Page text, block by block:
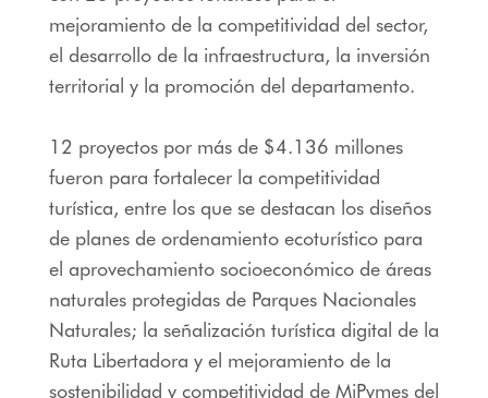
mejoramiento de la competitividad del sector,
el desarrollo de la infraestructura, la inversión
territorial y la promoción del departamento.
12 proyectos por más de $4.136 millones
fueron para fortalecer la competitividad
turística, entre los que se destacan los diseños
de planes de ordenamiento ecoturístico para
el aprovechamiento socioeconómico de áreas
naturales protegidas de Parques Nacionales
Naturales; la señalización turística digital de la
Ruta Libertadora y el mejoramiento de la
sostenibilidad y competitividad de MiPymes del